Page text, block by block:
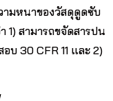
มหนาของวัสดุดูดซับ
1) สามารถขจัดสารปน
บ 30 CFR 11 และ 2)